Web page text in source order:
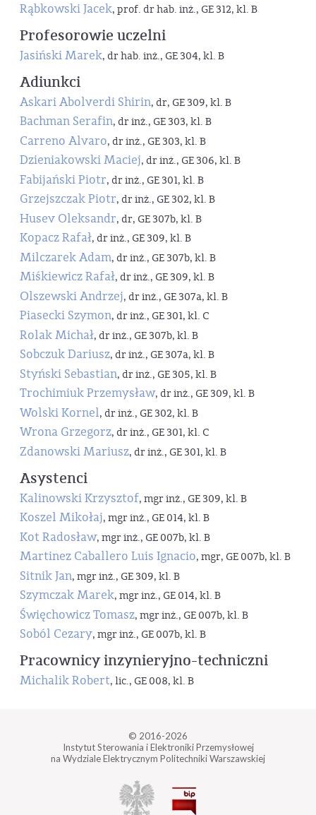
Rąbkowski Jacek, prof. dr hab. inż., GE 312, kl. B
Profesorowie uczelni
Jasiński Marek, dr hab. inż., GE 304, kl. B
Adiunkci
Askari Abolverdi Shirin, dr, GE 309, kl. B
Bachman Serafin, dr inż., GE 303, kl. B
Carreno Alvaro, dr inż., GE 303, kl. B
Dzieniakowski Maciej, dr inż., GE 306, kl. B
Fabijański Piotr, dr inż., GE 301, kl. B
Grzejszczak Piotr, dr inż., GE 302, kl. B
Husev Oleksandr, dr, GE 307b, kl. B
Kopacz Rafał, dr inż., GE 309, kl. B
Milczarek Adam, dr inż., GE 307b, kl. B
Miśkiewicz Rafał, dr inż., GE 309, kl. B
Olszewski Andrzej, dr inż., GE 307a, kl. B
Piasecki Szymon, dr inż., GE 301, kl. C
Rolak Michał, dr inż., GE 307b, kl. B
Sobczuk Dariusz, dr inż., GE 307a, kl. B
Styński Sebastian, dr inż., GE 305, kl. B
Trochimiuk Przemysław, dr inż., GE 309, kl. B
Wolski Kornel, dr inż., GE 302, kl. B
Wrona Grzegorz, dr inż., GE 301, kl. C
Zdanowski Mariusz, dr inż., GE 301, kl. B
Asystenci
Kalinowski Krzysztof, mgr inż., GE 309, kl. B
Koszel Mikołaj, mgr inż., GE 014, kl. B
Kot Radosław, mgr inż., GE 007b, kl. B
Martinez Caballero Luis Ignacio, mgr, GE 007b, kl. B
Sitnik Jan, mgr inż., GE 309, kl. B
Szymczak Marek, mgr inż., GE 014, kl. B
Święchowicz Tomasz, mgr inż., GE 007b, kl. B
Soból Cezary, mgr inż., GE 007b, kl. B
Pracownicy inzynieryjno-techniczni
Michalik Robert, lic., GE 008, kl. B
© 2016-2026
Instytut Sterowania i Elektroniki Przemysłowej
na Wydziale Elektrycznym Politechniki Warszawskiej